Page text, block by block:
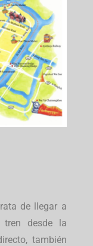
de llegar a
tren desde la
también